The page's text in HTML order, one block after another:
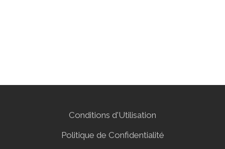
Conditions d'Utilisation
Politique de Confidentialité